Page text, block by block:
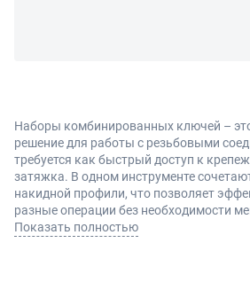
Наборы комбинированных ключей –
решение для работы с резьбовыми
требуется как быстрый доступ к
затяжка. В одном инструменте
накидной профили, что позволяет
разные операции без необходимости
Наличие набора с несколькими
Показать полностью